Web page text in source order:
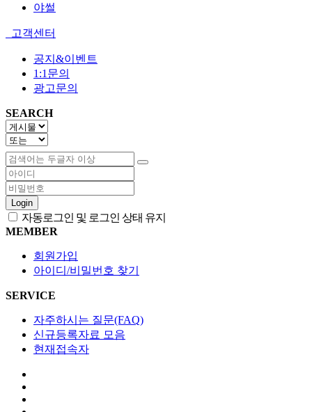
야썰
고객센터
공지&이벤트
1:1문의
광고문의
SEARCH
Login
자동로그인 및 로그인 상태 유지
MEMBER
회원가입
아이디/비밀번호 찾기
SERVICE
자주하시는 질문(FAQ)
신규등록자료 모음
현재접속자